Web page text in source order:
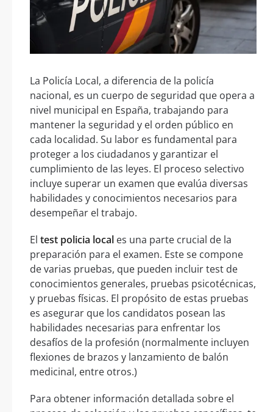
La Policía Local, a diferencia de la policía
nacional, es un cuerpo de seguridad que opera a
nivel municipal en España, trabajando para
mantener la seguridad y el orden público en
cada localidad. Su labor es fundamental para
proteger a los ciudadanos y garantizar el
cumplimiento de las leyes. El proceso selectivo
incluye superar un examen que evalúa diversas
habilidades y conocimientos necesarios para
desempeñar el trabajo.
El test policia local es una parte crucial de la
preparación para el examen. Este se compone
de varias pruebas, que pueden incluir test de
conocimientos generales, pruebas psicotécnicas,
y pruebas físicas. El propósito de estas pruebas
es asegurar que los candidatos posean las
habilidades necesarias para enfrentar los
desafíos de la profesión (normalmente incluyen
flexiones de brazos y lanzamiento de balón
medicinal, entre otros.)
Para obtener información detallada sobre el